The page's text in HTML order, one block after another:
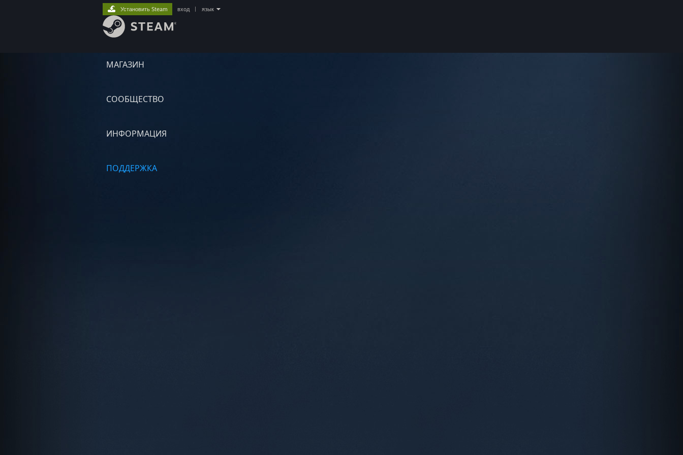
МАГАЗИН
СООБЩЕСТВО
ИНФОРМАЦИЯ
ПОДДЕРЖКА
Установить Steam вход язык